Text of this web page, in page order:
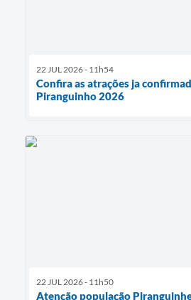
22 JUL 2026 - 11h54
Confira as atrações ja
Piranguinho 2026
22 JUL 2026 - 11h50
Atenção população